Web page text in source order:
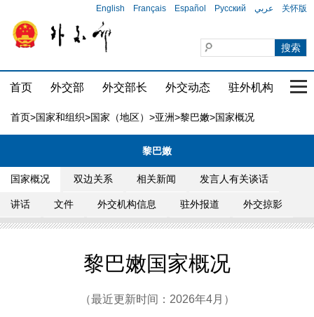
English Français Español Русский عربي 关怀版
首页 外交部 外交部长 外交动态 驻外机构 国
首页>国家和组织>国家（地区） >亚洲>黎巴嫩>国家概况
黎巴嫩
国家概况 双边关系 相关新闻 发言人有关谈话
讲话 文件 外交机构信息 驻外报道 外交掠影
黎巴嫩国家概况
（最近更新时间：2026年4月）